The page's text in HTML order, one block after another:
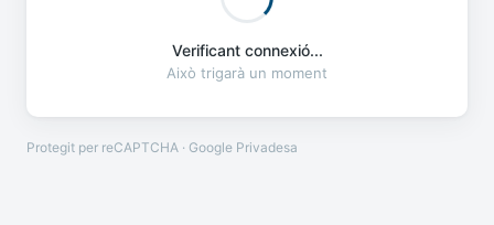
Verificant connexió...
Això trigarà un moment
Protegit per reCAPTCHA · Google Privadesa